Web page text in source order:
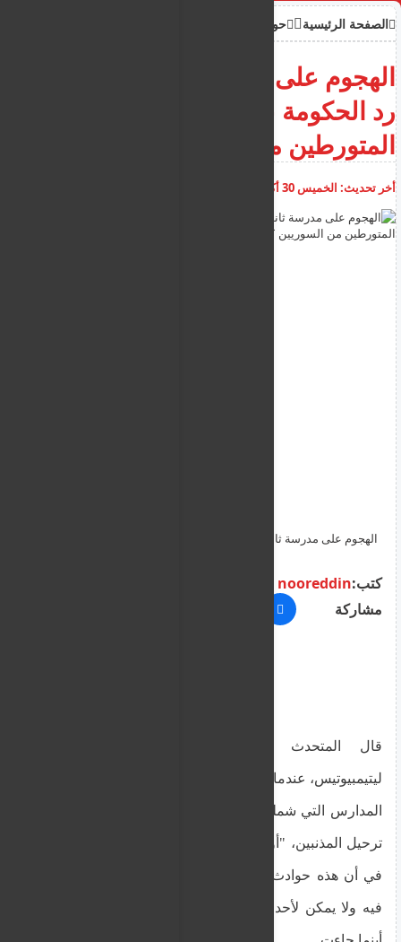
الصفحة الرئيسية حوادث
الهجوم على مدرسة ثانوية.. ما هو
رد الحكومة على احتمال ترحيل
المتورطين من السوريين ؟
أخر تحديث: الخميس 30 أكتوبر 2025
الهجوم على مدرسة ثانوية.. ما هو رد الحكومة على احتمال ترحيل
كتب:nooreddin
مشاركة
قال المتحدث باسم الحكومة، كونستانتينوس
ليتيمبيوتيس، عندما طُلب منه الإشارة إلى الحوادث في
المدارس التي شملت أجانب وسُئل عما إذا كان سيتم
ترحيل المذنبين، "أولاً وقبل كل شيء، ليس هناك شك
في أن هذه حوادث، وهي أحداث مدانة بشكل لا لبس
فيه ولا يمكن لأحد أن يتسامح مع مثل هذه الحوادث،